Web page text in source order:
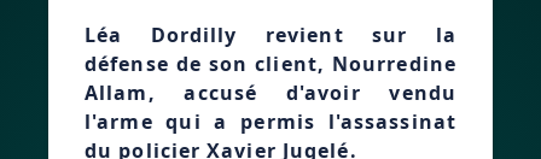
Léa Dordilly revient sur la
défense de son client, Nourredine
Allam, accusé d'avoir vendu
l'arme qui a permis l'assassinat
du policier Xavier Jugelé.